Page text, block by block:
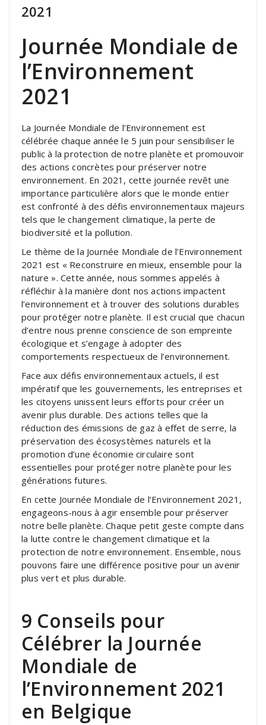
2021
Journée Mondiale de
l’Environnement
2021
La Journée Mondiale de l’Environnement est
célébrée chaque année le 5 juin pour sensibiliser le
public à la protection de notre planète et promouvoir
des actions concrètes pour préserver notre
environnement. En 2021, cette journée revêt une
importance particulière alors que le monde entier
est confronté à des défis environnementaux majeurs
tels que le changement climatique, la perte de
biodiversité et la pollution.
Le thème de la Journée Mondiale de l’Environnement
2021 est « Reconstruire en mieux, ensemble pour la
nature ». Cette année, nous sommes appelés à
réfléchir à la manière dont nos actions impactent
l’environnement et à trouver des solutions durables
pour protéger notre planète. Il est crucial que chacun
d’entre nous prenne conscience de son empreinte
écologique et s’engage à adopter des
comportements respectueux de l’environnement.
Face aux défis environnementaux actuels, il est
impératif que les gouvernements, les entreprises et
les citoyens unissent leurs efforts pour créer un
avenir plus durable. Des actions telles que la
réduction des émissions de gaz à effet de serre, la
préservation des écosystèmes naturels et la
promotion d’une économie circulaire sont
essentielles pour protéger notre planète pour les
générations futures.
En cette Journée Mondiale de l’Environnement 2021,
engageons-nous à agir ensemble pour préserver
notre belle planète. Chaque petit geste compte dans
la lutte contre le changement climatique et la
protection de notre environnement. Ensemble, nous
pouvons faire une différence positive pour un avenir
plus vert et plus durable.
9 Conseils pour
Célébrer la Journée
Mondiale de
l’Environnement 2021
en Belgique